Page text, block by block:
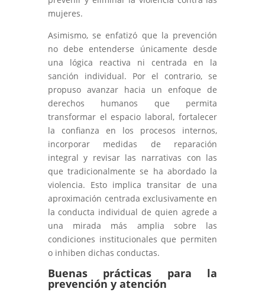
mujeres.
Asimismo, se enfatizó que la prevención
no debe entenderse únicamente desde
una lógica reactiva ni centrada en la
sanción individual. Por el contrario, se
propuso avanzar hacia un enfoque de
derechos humanos que permita
transformar el espacio laboral, fortalecer
la confianza en los procesos internos,
incorporar medidas de reparación
integral y revisar las narrativas con las
que tradicionalmente se ha abordado la
violencia. Esto implica transitar de una
aproximación centrada exclusivamente en
la conducta individual de quien agrede a
una mirada más amplia sobre las
condiciones institucionales que permiten
o inhiben dichas conductas.
Buenas prácticas para la
prevención y atención